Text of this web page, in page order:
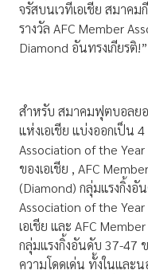
จรัสบนเวทีเอเชีย สมาค
รางวัล AFC Member
Diamond อันทรงเกียรติ!”
สำหรับ สมาคมฟุตบอลย
แห่งเอเชีย แบ่งออกเป็น
Association of the
ของเอเชีย , AFC
(Diamond) กลุ่มแรงกิ้งอั
Association of the
เอเชีย และ AFC
กลุ่มแรงกิ้งอันดับ 37-47
ความโดดเด่น ทั้งในและ